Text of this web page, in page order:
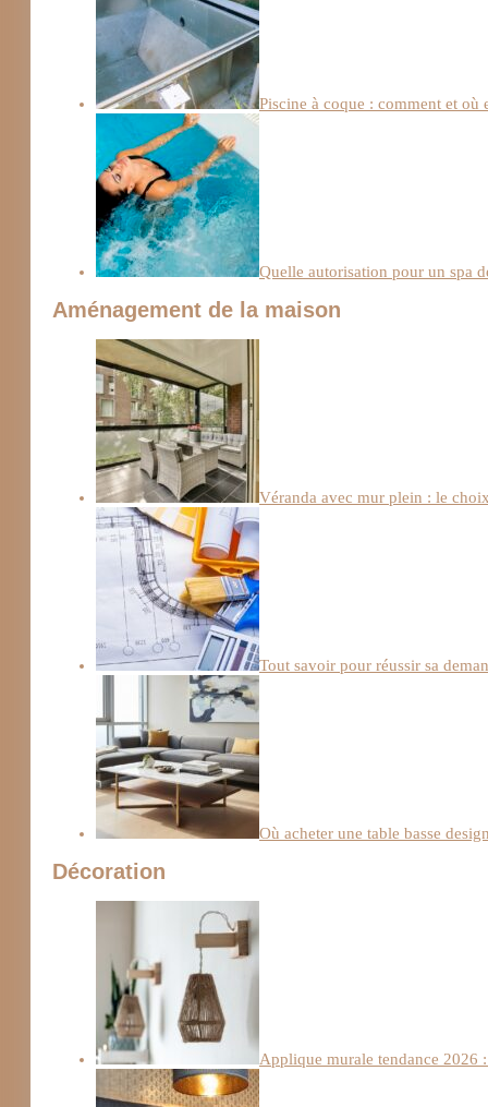
Piscine à coque : comment et
Quelle autorisation pour un spa
Aménagement de la maison
Véranda avec mur plein : le
Tout savoir pour réussir sa
Où acheter une table basse
Décoration
Applique murale tendance 2026